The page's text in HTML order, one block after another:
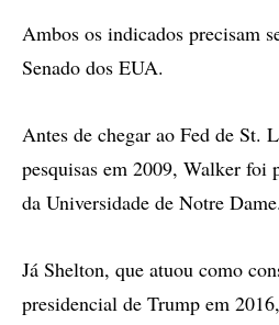
Ambos os indicados precisam
Senado dos EUA.
Antes de chegar ao Fed de St.
pesquisas em 2009, Walker foi
da Universidade de Notre Dame.
Já Shelton, que atuou como
presidencial de Trump em